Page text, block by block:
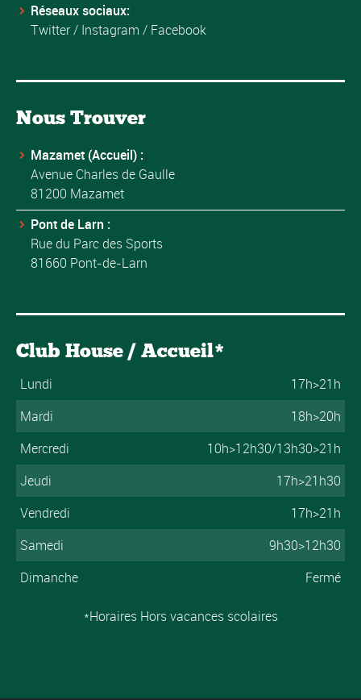
Réseaux sociaux:
Twitter/ Instagram / Facebook
Nous Trouver
Mazamet (Accueil) :
Avenue Charles de Gaulle
81200 Mazamet
Pont de Larn :
Rue du Parc des Sports
81660 Pont-de-Larn
Club House / Accueil*
Lundi
17h>21h
Mardi
18h>20h
Mercredi
10h>12h30/13h30>21h
Jeudi
17h>21h30
Vendredi
17h>21h
Samedi
9h30>12h30
Dimanche
Fermé
*Horaires Hors vacances scolaires